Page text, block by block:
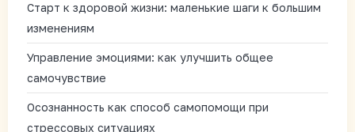
Старт к здоровой жизни: маленькие шаги к большим
изменениям
Управление эмоциями: как улучшить общее
самочувствие
Осознанность как способ самопомощи при
стрессовых ситуациях